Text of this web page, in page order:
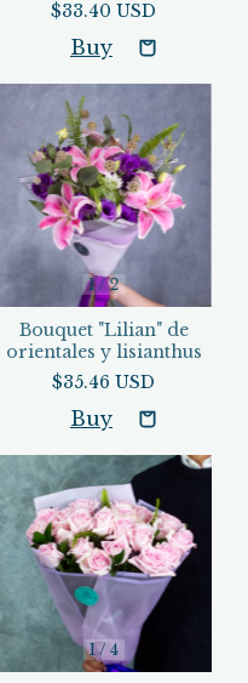
$33.40 USD
1/2
Bouquet "Lilian" de
orientales y lisianthus
$35.46 USD
1/ 4